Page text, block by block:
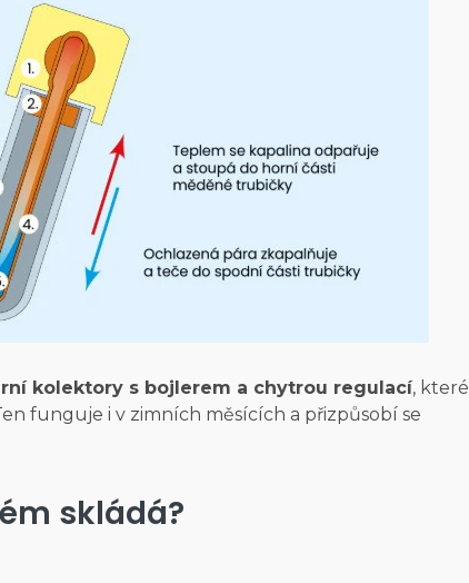
kolektory s bojlerem a chytrou regulací, které
funguje i v zimních měsících a přizpůsobí se
skládá?